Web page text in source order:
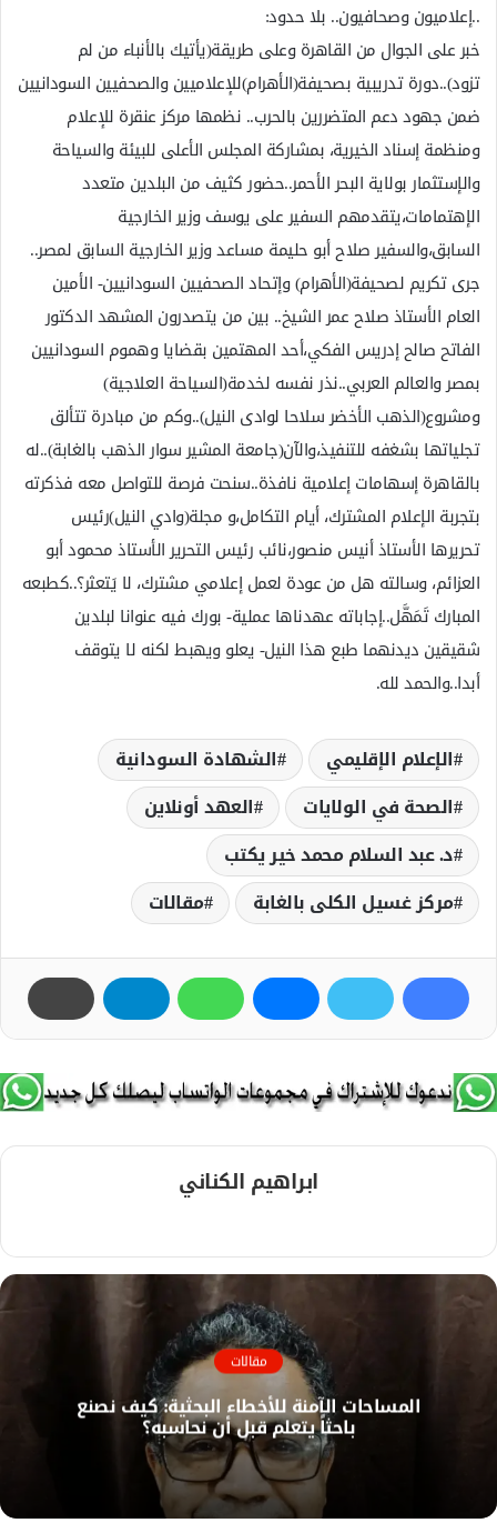
..إعلاميون وصحافيون.. بلا حدود:
خبر على الجوال من القاهرة وعلى طريقة(يأتيك بالأنباء من لم
تزود)..دورة تدريبية بصحيفة(الأهرام)للإعلاميين والصحفيين السودانيين
ضمن جهود دعم المتضررين بالحرب.. نظمها مركز عنقرة للإعلام
ومنظمة إسناد الخيرية، بمشاركة المجلس الأعلى للبيئة والسياحة
والإستثمار بولاية البحر الأحمر..حضور كثيف من البلدين متعدد
الإهتمامات،يتقدمهم السفير على يوسف وزير الخارجية
السابق،والسفير صلاح أبو حليمة مساعد وزير الخارجية السابق لمصر..
جرى تكريم لصحيفة(الأهرام) وإتحاد الصحفيين السودانيين- الأمين
العام الأستاذ صلاح عمر الشيخ.. بين من يتصدرون المشهد الدكتور
الفاتح صالح إدريس الفكي،أحد المهتمين بقضايا وهموم السودانيين
بمصر والعالم العربي..نذر نفسه لخدمة(السياحة العلاجية)
ومشروع(الذهب الأخضر سلاحا لوادى النيل)..وكم من مبادرة تتألق
تجلياتها بشغفه للتنفيذ،والآن(جامعة المشير سوار الذهب بالغابة)..له
بالقاهرة إسهامات إعلامية نافذة..سنحت فرصة للتواصل معه فذكرته
بتجربة الإعلام المشترك، أيام التكامل،و مجلة(وادي النيل)رئيس
تحريرها الأستاذ أنيس منصور،نائب رئيس التحرير الأستاذ محمود أبو
العزائم، وسالته هل من عودة لعمل إعلامي مشترك، لا يَتعثر؟..كطبعه
المبارك تَمَهَّل..إجاباته عهدناها عملية- بورك فيه عنوانا لبلدين
شقيقين ديدنهما طبع هذا النيل- يعلو ويهبط لكنه لا يتوقف
أبدا..والحمد لله.
الإعلام الإقليمي
الشهادة السودانية
الصحة في الولايات
العهد أونلاين
د. عبد السلام محمد خير يكتب
مركز غسيل الكلى بالغابة
مقالات
ابراهيم الكناني
ق
ع
ا
ل
و
ي
ب
مقالات
المساحات الآمنة للأخطاء البحثية: كيف نصنع
باحثاً يتعلم قبل أن نحاسبه؟